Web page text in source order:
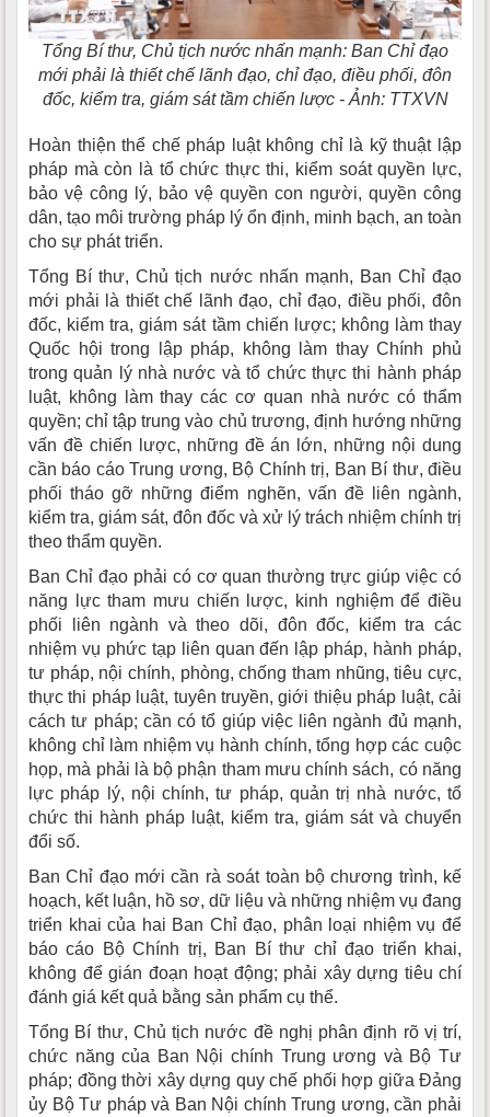
Tổng Bí thư, Chủ tịch nước nhấn mạnh: Ban Chỉ đạo
mới phải là thiết chế lãnh đạo, chỉ đạo, điều phối, đôn
đốc, kiểm tra, giám sát tầm chiến lược - Ảnh: TTXVN
Hoàn thiện thể chế pháp luật không chỉ là kỹ thuật lập
pháp mà còn là tổ chức thực thi, kiểm soát quyền lực,
bảo vệ công lý, bảo vệ quyền con người, quyền công
dân, tạo môi trường pháp lý ổn định, minh bạch, an toàn
cho sự phát triển.
Tổng Bí thư, Chủ tịch nước nhấn mạnh, Ban Chỉ đạo
mới phải là thiết chế lãnh đạo, chỉ đạo, điều phối, đôn
đốc, kiểm tra, giám sát tầm chiến lược; không làm thay
Quốc hội trong lập pháp, không làm thay Chính phủ
trong quản lý nhà nước và tổ chức thực thi hành pháp
luật, không làm thay các cơ quan nhà nước có thẩm
quyền; chỉ tập trung vào chủ trương, định hướng những
vấn đề chiến lược, những đề án lớn, những nội dung
cần báo cáo Trung ương, Bộ Chính trị, Ban Bí thư, điều
phối tháo gỡ những điểm nghẽn, vấn đề liên ngành,
kiểm tra, giám sát, đôn đốc và xử lý trách nhiệm chính trị
theo thẩm quyền.
Ban Chỉ đạo phải có cơ quan thường trực giúp việc có
năng lực tham mưu chiến lược, kinh nghiệm để điều
phối liên ngành và theo dõi, đôn đốc, kiểm tra các
nhiệm vụ phức tạp liên quan đến lập pháp, hành pháp,
tư pháp, nội chính, phòng, chống tham nhũng, tiêu cực,
thực thi pháp luật, tuyên truyền, giới thiệu pháp luật, cải
cách tư pháp; cần có tổ giúp việc liên ngành đủ mạnh,
không chỉ làm nhiệm vụ hành chính, tổng hợp các cuộc
họp, mà phải là bộ phận tham mưu chính sách, có năng
lực pháp lý, nội chính, tư pháp, quản trị nhà nước, tổ
chức thi hành pháp luật, kiểm tra, giám sát và chuyển
đổi số.
Ban Chỉ đạo mới cần rà soát toàn bộ chương trình, kế
hoạch, kết luận, hồ sơ, dữ liệu và những nhiệm vụ đang
triển khai của hai Ban Chỉ đạo, phân loại nhiệm vụ để
báo cáo Bộ Chính trị, Ban Bí thư chỉ đạo triển khai,
không để gián đoạn hoạt động; phải xây dựng tiêu chí
đánh giá kết quả bằng sản phẩm cụ thể.
Tổng Bí thư, Chủ tịch nước đề nghị phân định rõ vị trí,
chức năng của Ban Nội chính Trung ương và Bộ Tư
pháp; đồng thời xây dựng quy chế phối hợp giữa Đảng
ủy Bộ Tư pháp và Ban Nội chính Trung ương, cần phải